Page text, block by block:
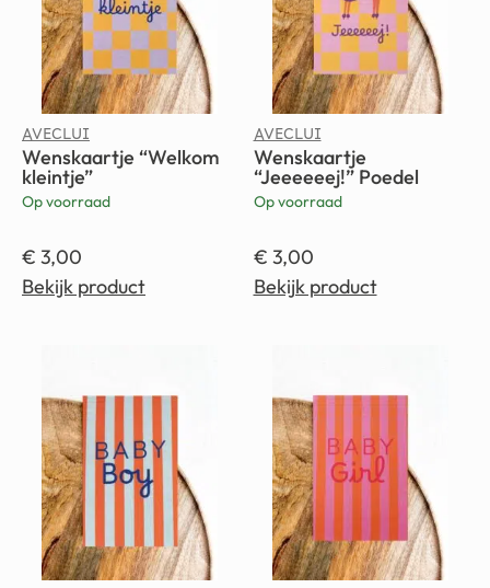
AVECLUI
Wenskaartje “Welkom
kleintje”
Op voorraad
€ 3,00
Bekijk product
AVECLUI
Wenskaartje
“Jeeeeeej!” Poedel
Op voorraad
€ 3,00
Bekijk product